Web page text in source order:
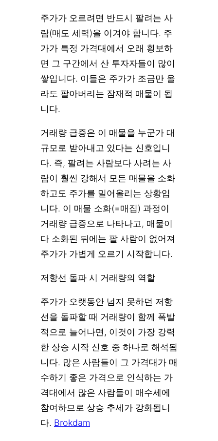
주가가 오르려면 반드시 팔려는 사
람(매도 세력)을 이겨야 합니다. 주
가가 특정 가격대에서 오래 횡보하
면 그 구간에서 산 투자자들이 많이
쌓입니다. 이들은 주가가 조금만 올
라도 팔아버리는 잠재적 매물이 됩
니다.
거래량 급증은 이 매물을 누군가 대
규모로 받아내고 있다는 신호입니
다. 즉, 팔려는 사람보다 사려는 사
람이 훨씬 강해서 모든 매물을 소화
하고도 주가를 밀어올리는 상황입
니다. 이 매물 소화(=매집) 과정이
거래량 급증으로 나타나고, 매물이
다 소화된 뒤에는 팔 사람이 없어져
주가가 가볍게 오르기 시작합니다.
저항선 돌파 시 거래량의 역할
주가가 오랫동안 넘지 못하던 저항
선을 돌파할 때 거래량이 함께 폭발
적으로 늘어나면, 이것이 가장 강력
한 상승 시작 신호 중 하나로 해석됩
니다. 많은 사람들이 그 가격대가 매
수하기 좋은 가격으로 인식하는 가
격대에서 많은 사람들이 매수세에
참여하므로 상승 추세가 강화됩니
다. Brokdam